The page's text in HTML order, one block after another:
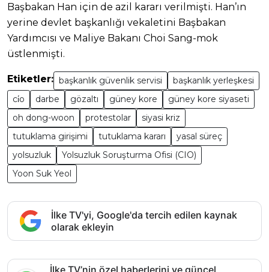
Başbakan Han için de azil kararı verilmişti. Han’ın
yerine devlet başkanlığı vekaletini Başbakan
Yardımcısı ve Maliye Bakanı Choi Sang-mok
üstlenmişti.
Etiketler: başkanlık güvenlik servisi
başkanlık yerleşkesi
ci̇o
darbe gözaltı güney kore
güney kore siyaseti
oh dong-woon
protestolar
siyasi kriz
tutuklama girişimi
tutuklama kararı
yasal süreç
yolsuzluk
Yolsuzluk Soruşturma Ofisi (CIO)
Yoon Suk Yeol
İlke TV'yi, Google'da tercih edilen kaynak
olarak ekleyin
İlke TV’nin özel haberlerini ve güncel